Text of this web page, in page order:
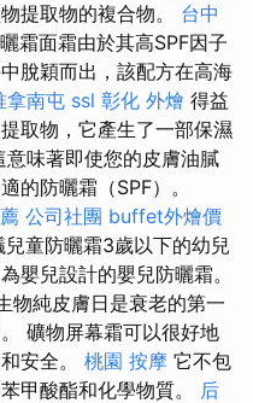
提取物的複合物。 台中
霜面霜由於其高SPF因子
脫穎而出，該配方在高海
拿南屯 ssl 彰化 外燴 得益
取物，它產生了一部保濕
味著即使您的皮膚油膩
的防曬霜（SPF）。
公司社團 buffet外燴價
兒童防曬霜3歲以下的幼兒
嬰兒設計的嬰兒防曬霜。
物純皮膚日是衰老的第一
礦物屏幕霜可以很好地
安全。 桃園 按摩 它不包
甲酸酯和化學物質。 后